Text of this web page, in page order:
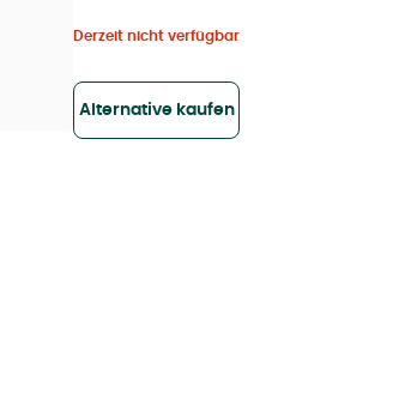
Derzeit nicht verfügbar
Alternative kaufen